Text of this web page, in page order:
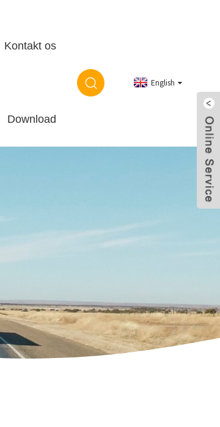
Kontakt os
Download
English